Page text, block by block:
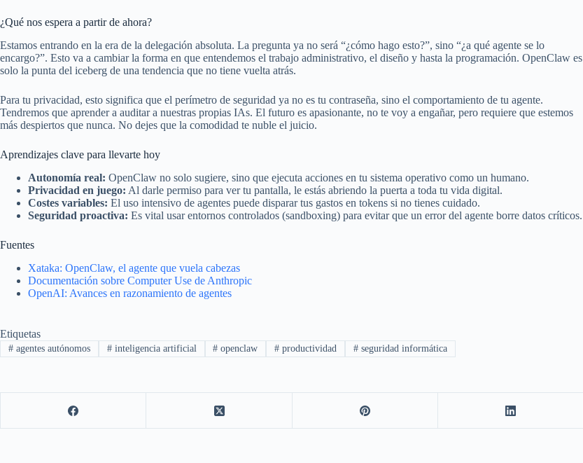
¿Qué nos espera a partir de ahora?
Estamos entrando en la era de la delegación absoluta. La pregunta ya no será “¿cómo hago esto?”, sino “¿a qué agente se lo
encargo?”. Esto va a cambiar la forma en que entendemos el trabajo administrativo, el diseño y hasta la programación. OpenClaw es
solo la punta del iceberg de una tendencia que no tiene vuelta atrás.
Para tu privacidad, esto significa que el perímetro de seguridad ya no es tu contraseña, sino el comportamiento de tu agente.
Tendremos que aprender a auditar a nuestras propias IAs. El futuro es apasionante, no te voy a engañar, pero requiere que estemos
más despiertos que nunca. No dejes que la comodidad te nuble el juicio.
Aprendizajes clave para llevarte hoy
Autonomía real: OpenClaw no solo sugiere, sino que ejecuta acciones en tu sistema operativo como un humano.
Privacidad en juego: Al darle permiso para ver tu pantalla, le estás abriendo la puerta a toda tu vida digital.
Costes variables: El uso intensivo de agentes puede disparar tus gastos en tokens si no tienes cuidado.
Seguridad proactiva: Es vital usar entornos controlados (sandboxing) para evitar que un error del agente borre datos críticos.
Fuentes
Xataka: OpenClaw, el agente que vuela cabezas
Documentación sobre Computer Use de Anthropic
OpenAI: Avances en razonamiento de agentes
Etiquetas
#agentes autónomos #inteligencia artificial # openclaw # productividad # seguridad informática